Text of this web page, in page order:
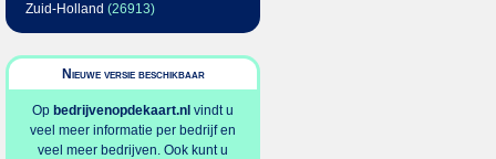
Zuid-Holland (26913)
Nieuwe versie beschikbaar
Op bedrijvenopdekaart.nl vindt u
veel meer informatie per bedrijf en
veel meer bedrijven. Ook kunt u